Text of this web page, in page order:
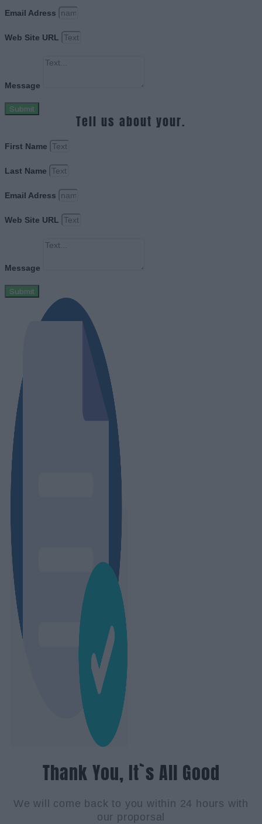
Email Adress
Web Site URL
Message
Submit
Tell us about your.
First Name
Last Name
Email Adress
Web Site URL
Message
Submit
Thank You, It`s All Good
We will come back to you within 24 hours with
our proporsal